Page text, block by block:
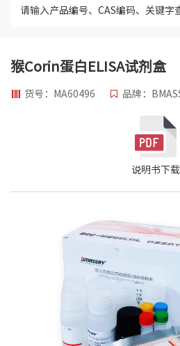
猴Corin蛋白ELISA试剂盒
货号：MA60496 品牌：
说明书下载